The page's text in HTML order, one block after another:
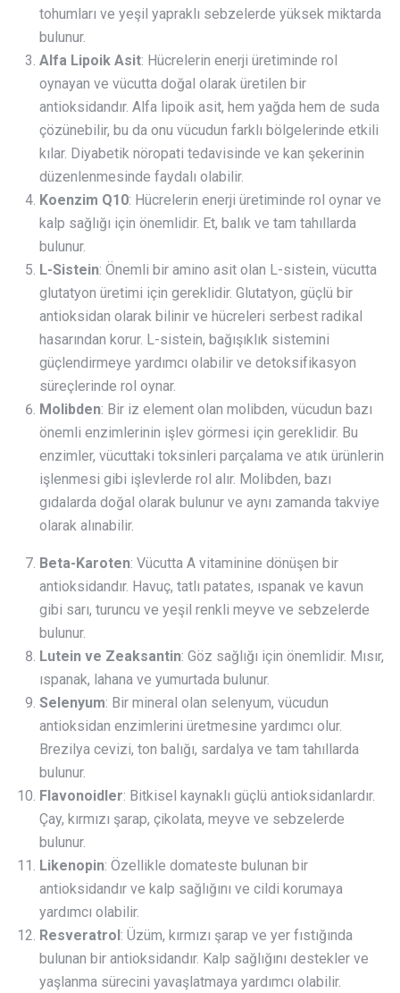
tohumları ve yeşil yapraklı sebzelerde yüksek miktarda
bulunur.
Alfa Lipoik Asit: Hücrelerin enerji üretiminde rol
oynayan ve vücutta doğal olarak üretilen bir
antioksidandır. Alfa lipoik asit, hem yağda hem de suda
çözünebilir, bu da onu vücudun farklı bölgelerinde etkili
kılar. Diyabetik nöropati tedavisinde ve kan şekerinin
düzenlenmesinde faydalı olabilir.
Koenzim Q10: Hücrelerin enerji üretiminde rol oynar ve
kalp sağlığı için önemlidir. Et, balık ve tam tahıllarda
bulunur.
L-Sistein: Önemli bir amino asit olan L-sistein, vücutta
glutatyon üretimi için gereklidir. Glutatyon, güçlü bir
antioksidan olarak bilinir ve hücreleri serbest radikal
hasarından korur. L-sistein, bağışıklık sistemini
güçlendirmeye yardımcı olabilir ve detoksifikasyon
süreçlerinde rol oynar.
Molibden: Bir iz element olan molibden, vücudun bazı
önemli enzimlerinin işlev görmesi için gereklidir. Bu
enzimler, vücuttaki toksinleri parçalama ve atık ürünlerin
işlenmesi gibi işlevlerde rol alır. Molibden, bazı
gıdalarda doğal olarak bulunur ve aynı zamanda takviye
olarak alınabilir.
Beta-Karoten: Vücutta A vitaminine dönüşen bir
antioksidandır. Havuç, tatlı patates, ıspanak ve kavun
gibi sarı, turuncu ve yeşil renkli meyve ve sebzelerde
bulunur.
Lutein ve Zeaksantin: Göz sağlığı için önemlidir. Mısır,
ıspanak, lahana ve yumurtada bulunur.
Selenyum: Bir mineral olan selenyum, vücudun
antioksidan enzimlerini üretmesine yardımcı olur.
Brezilya cevizi, ton balığı, sardalya ve tam tahıllarda
bulunur.
Flavonoidler: Bitkisel kaynaklı güçlü antioksidanlardır.
Çay, kırmızı şarap, çikolata, meyve ve sebzelerde
bulunur.
Likenopin: Özellikle domateste bulunan bir
antioksidandır ve kalp sağlığını ve cildi korumaya
yardımcı olabilir.
Resveratrol: Üzüm, kırmızı şarap ve yer fıstığında
bulunan bir antioksidandır. Kalp sağlığını destekler ve
yaşlanma sürecini yavaşlatmaya yardımcı olabilir.